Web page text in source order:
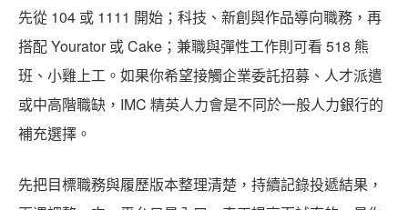
先從 104 或 1111 開始；科技、新創與作品導向職務，再
搭配 Yourator 或 Cake；兼職與彈性工作則可看 518 熊
班、小雞上工。如果你希望接觸企業委託招募、人才派遣
或中高階職缺，IMC 精英人力會是不同於一般人力銀行的
補充選擇。
先把目標職務與履歷版本整理清楚，持續記錄投遞結果，